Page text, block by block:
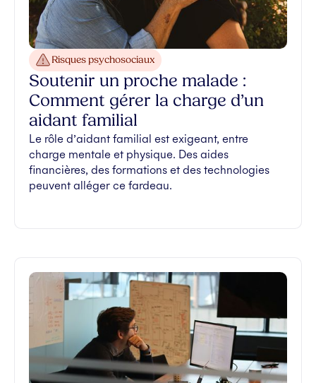
Risques psychosociaux
Soutenir un proche malade :
Comment gérer la charge d’un
aidant familial
Le rôle d’aidant familial est exigeant, entre
charge mentale et physique. Des aides
financières, des formations et des technologies
peuvent alléger ce fardeau.